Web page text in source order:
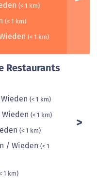
(< 1 km)
(< 1 km)
(< 1 km)
Restaurants
(< 1 km)
(< 1 km)
(< 1 km)
/ Wieden (< 1
1 km)